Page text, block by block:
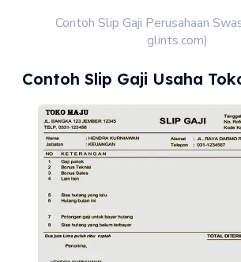
Contoh Slip Gaji Perusahaan
glints.com)
Contoh Slip Gaji Usaha